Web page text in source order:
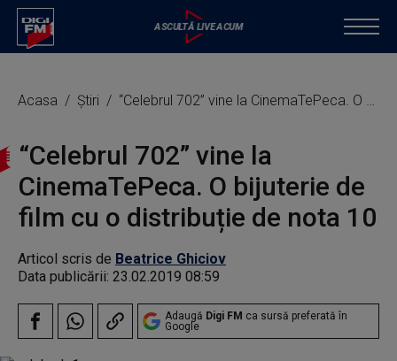
Acasa Știri “Celebrul 702” vine la CinemaTePeca. O bijuterie de film cu o distribuție de nota 10
“Celebrul 702” vine la
CinemaTePeca. O bijuterie de
film cu o distribuție de nota 10
Articol scris de Beatrice Ghiciov
Data publicării: 23.02.2019 08:59
Adaugă Digi FM ca sursă preferată în
Google